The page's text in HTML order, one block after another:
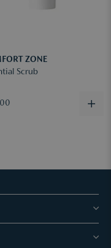
ZONE
Scrub